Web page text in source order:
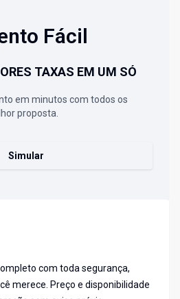
Fácil
TAXAS EM UM SÓ
em minutos com todos os
proposta.
Simular
com toda segurança,
merece. Preço e disponibilidade